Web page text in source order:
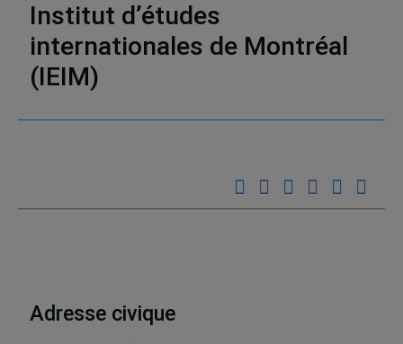
Institut d’études
internationales de Montréal
(IEIM)
Adresse civique